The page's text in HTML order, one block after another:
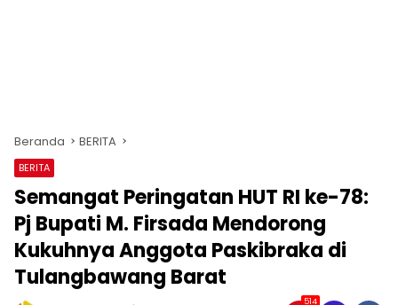
Beranda BERITA
BERITA
Semangat Peringatan HUT RI ke-78:
Pj Bupati M. Firsada Mendorong
Kukuhnya Anggota Paskibraka di
Tulangbawang Barat
514